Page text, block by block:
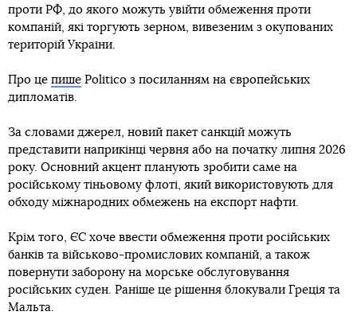
проти РФ, до якого можуть увійти обмеження проти
компаній, які торгують зерном, вивезеним з окупованих
територій України.
Про це пише Politico з посиланням на європейських
дипломатів.
За словами джерел, новий пакет санкцій можуть
представити наприкінці червня або на початку липня 2026
року. Основний акцент планують зробити саме на
російському тіньовому флоті, який використовують для
обходу міжнародних обмежень на експорт нафти.
Крім того, ЄС хоче ввести обмеження проти російських
банків та військово-промислових компаній, а також
повернути заборону на морське обслуговування
російських суден. Раніше це рішення блокували Греція та
Мальта.